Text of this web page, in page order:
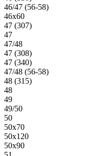
46/47 (56-58)
46х60
47 (307)
47
47/48
47 (308)
47 (340)
47/48 (56-58)
48 (315)
48
49
49/50
50
50х70
50х120
50х90